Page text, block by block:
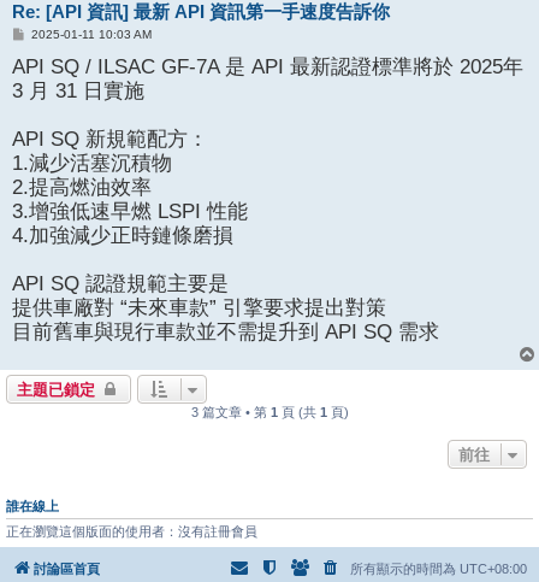
Re: [API 資訊] 最新 API 資訊第一手速度告訴你
文
2025-01-11 10:03 AM
API SQ / ILSAC GF-7A 是 API 最新認證標準將於 2025年
3 月 31 日實施
API SQ 新規範配方：
1.減少活塞沉積物
2.提高燃油效率
3.增強低速早燃 LSPI 性能
4.加強減少正時鏈條磨損
API SQ 認證規範主要是
提供車廠對 “未來車款” 引擎要求提出對策
目前舊車與現行車款並不需提升到 API SQ 需求
主題已鎖定
3 篇文章 • 第 1 頁 (共 1 頁)
前往
誰在線上
正在瀏覽這個版面的使用者：沒有註冊會員
討論區首頁 所有顯示的時間為 UTC+08:00